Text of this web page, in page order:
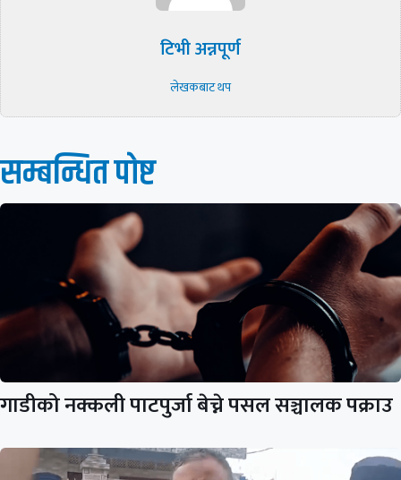
टिभी अन्नपूर्ण
लेखकबाट थप
सम्बन्धित पाेष्ट
गाडीको नक्कली पाटपुर्जा बेच्ने पसल सञ्चालक पक्राउ